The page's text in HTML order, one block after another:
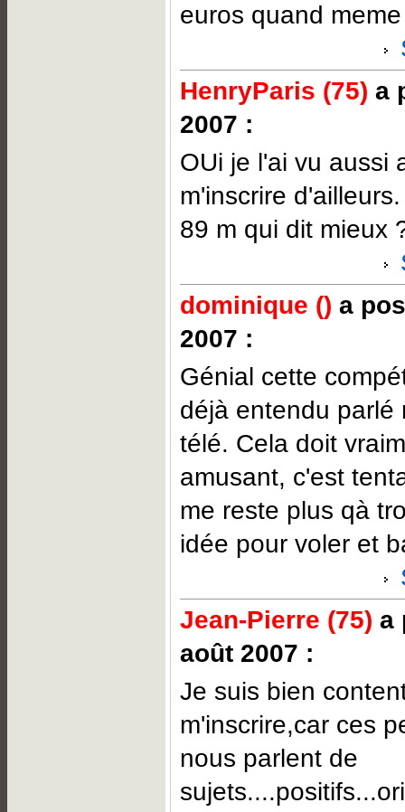
euros quand
HenryParis (75) a
2007 :
OUi je l'ai vu aussi
m'inscrire
89 m qui dit mieux
dominique () a
2007 :
Génial cette
déjà entendu parlé
télé. Cela doit
amusant, c'est
me reste plus qà
idée pour voler et
Jean-Pierre (75) a
août 2007 :
Je suis bien
m'inscrire,car ces
nous parlent de